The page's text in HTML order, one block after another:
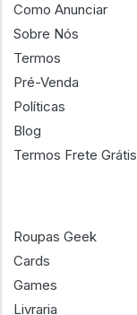
Como Anunciar
Sobre Nós
Termos
Pré-Venda
Políticas
Blog
Termos Frete Grátis
Roupas Geek
Cards
Games
Livraria